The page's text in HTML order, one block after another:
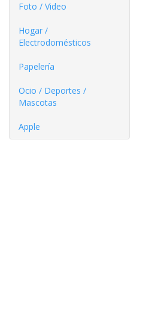
Foto / Video
Hogar /
Electrodomésticos
Papelería
Ocio / Deportes /
Mascotas
Apple